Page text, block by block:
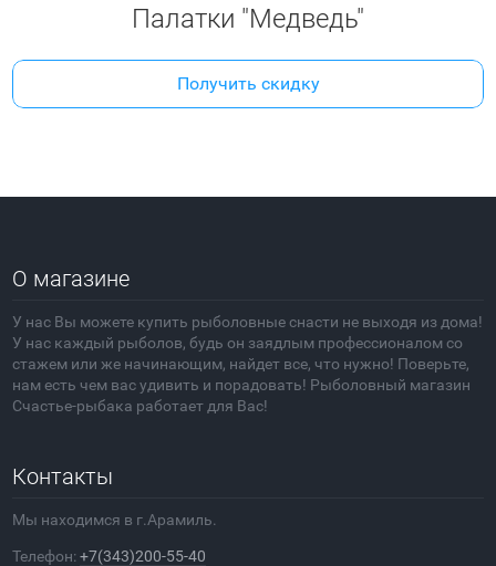
Палатки "Медведь"
Получить скидку
О магазине
У нас Вы можете купить рыболовные снасти не выходя из дома!
У нас каждый рыболов, будь он заядлым профессионалом со
стажем или же начинающим, найдет все, что нужно! Поверьте,
нам есть чем вас удивить и порадовать! Рыболовный магазин
Счастье-рыбака работает для Вас!
Контакты
Мы находимся в г.Арамиль.
Телефон:+7(343)200-55-40